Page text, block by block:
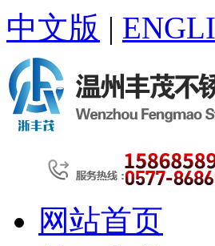
中文版 |
网站首页